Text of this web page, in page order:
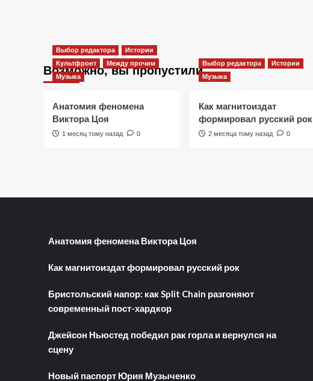
Возможно, вы пропустили
Выбор редактора
Истории
Культфронт
Между прочим
Музыка
Анатомия феномена
Виктора Цоя
1 месяц тому назад 0
Выбор редактора
Истории
Музыка
Как магнитоиздат
формировал русский рок
2 месяца тому назад 0
Анатомия феномена Виктора Цоя
Как магнитоиздат формировал русский рок
Бристольский напор: как Split Chain разгоняют
современный пост-хардкор
Джейсон Ньюстед победил рак горла и вернулся на
сцену
Новый паспорт Юрия Музыченко